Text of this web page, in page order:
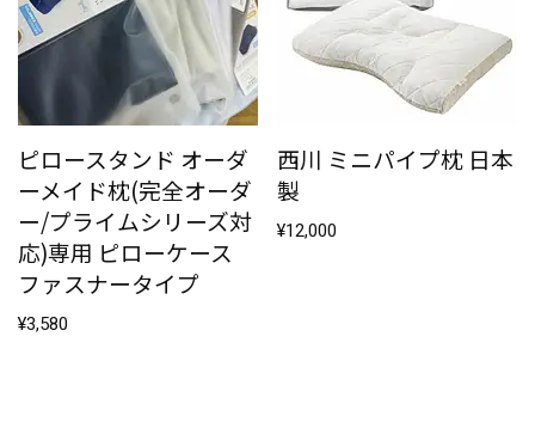
ピロースタンド オーダ
ーメイド枕(完全オーダ
ー/プライムシリーズ対
応)専用 ピローケース
ファスナータイプ
¥3,580
西川 ミニパイプ枕 日本
製
¥12,000